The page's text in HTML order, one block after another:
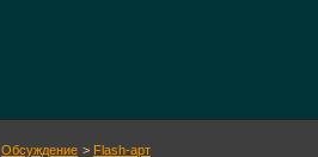
Обсуждение > Flash-арт